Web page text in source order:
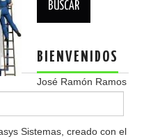
BIENVENIDOS
José Ramón Ramos
Sistemas, creado con el